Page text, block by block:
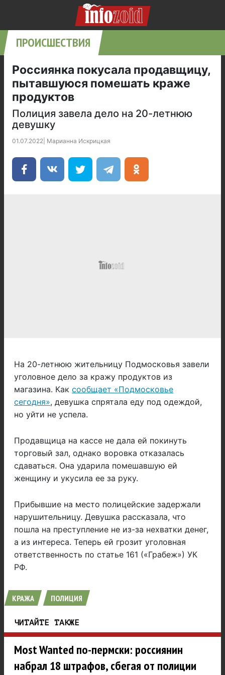
ПРОИСШЕСТВИЯ
Россиянка покусала продавщицу,
пытавшуюся помешать краже
продуктов
Полиция завела дело на 20-летнюю
девушку
01.07.2022 Марианна Искрицкая
На 20-летнюю жительницу Подмосковья завели
уголовное дело за кражу продуктов из
магазина. Как сообщает «Подмосковье
сегодня», девушка спрятала еду под одеждой,
но уйти не успела.
Продавщица на кассе не дала ей покинуть
торговый зал, однако воровка отказалась
сдаваться. Она ударила помешавшую ей
женщину и укусила ее за руку.
Прибывшие на место полицейские задержали
нарушительницу. Девушка рассказала, что
пошла на преступление не из-за нехватки денег,
а из интереса. Теперь ей грозит уголовная
ответственность по статье 161 («Грабеж») УК
РФ.
КРАЖА ПОЛИЦИЯ
ЧИТАЙТЕ ТАКЖЕ
Most Wanted по-пермски: россиянин
набрал 18 штрафов, сбегая от полиции